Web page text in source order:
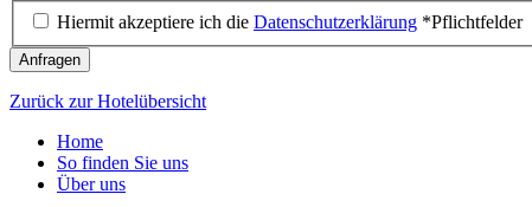
Hiermit akzeptiere ich die Datenschutzerklärung *Pflichtfelder
Anfragen
Zurück zur Hotelübersicht
Home
So finden Sie uns
Über uns